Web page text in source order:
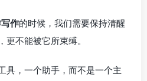
作的时候，我们需要保持清醒
不能被它所束缚。
具，一个助手，而不是一个主